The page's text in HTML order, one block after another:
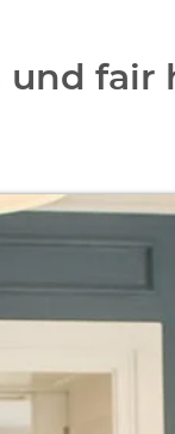
und fair